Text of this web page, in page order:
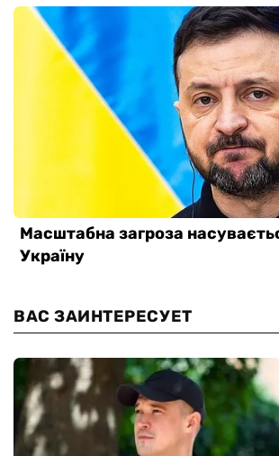
ВАС ЗАИНТЕРЕСУЕТ